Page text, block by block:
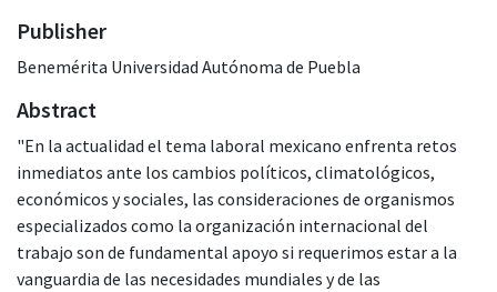
Publisher
Benemérita Universidad Autónoma de Puebla
Abstract
"En la actualidad el tema laboral mexicano enfrenta retos
inmediatos ante los cambios políticos, climatológicos,
económicos y sociales, las consideraciones de organismos
especializados como la organización internacional del
trabajo son de fundamental apoyo si requerimos estar a la
vanguardia de las necesidades mundiales y de las